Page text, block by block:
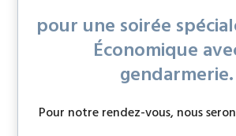
pour une soirée
Économique
gendarmerie.
Pour notre rendez-vous, nous